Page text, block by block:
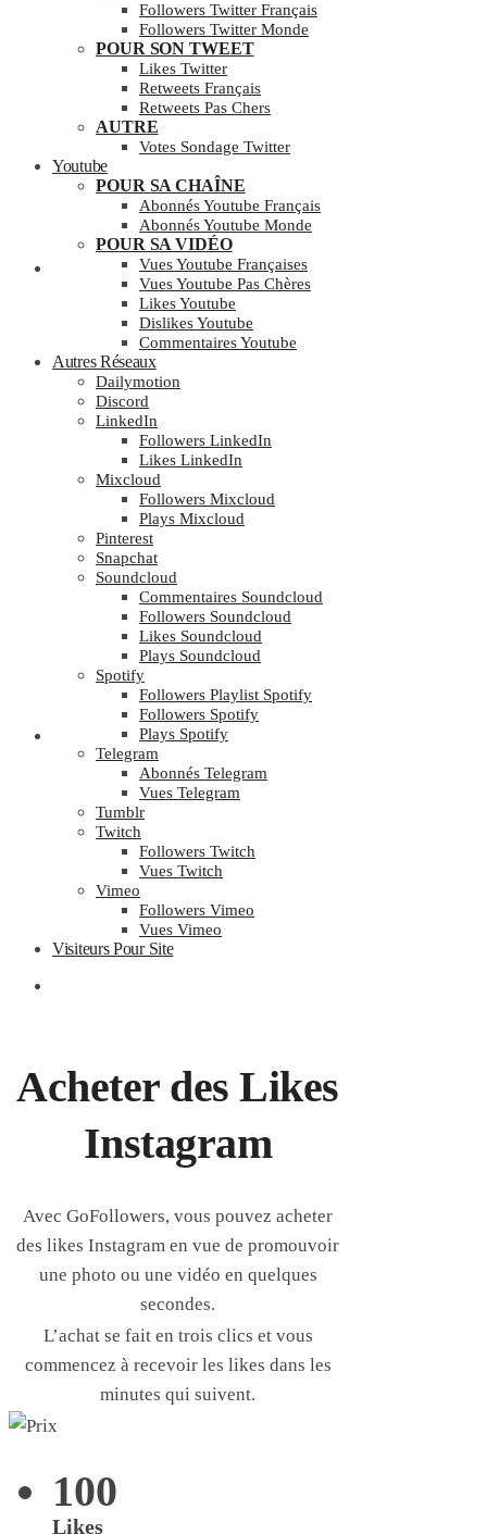
Followers Twitter Français
Followers Twitter Monde
POUR SON TWEET
Likes Twitter
Retweets Français
Retweets Pas Chers
AUTRE
Votes Sondage Twitter
Youtube
POUR SA CHAÎNE
Abonnés Youtube Français
Abonnés Youtube Monde
POUR SA VIDÉO
Vues Youtube Françaises
Vues Youtube Pas Chères
Likes Youtube
Dislikes Youtube
Commentaires Youtube
Autres Réseaux
Dailymotion
Discord
LinkedIn
Followers LinkedIn
Likes LinkedIn
Mixcloud
Followers Mixcloud
Plays Mixcloud
Pinterest
Snapchat
Soundcloud
Commentaires Soundcloud
Followers Soundcloud
Likes Soundcloud
Plays Soundcloud
Spotify
Followers Playlist Spotify
Followers Spotify
Plays Spotify
Telegram
Abonnés Telegram
Vues Telegram
Tumblr
Twitch
Followers Twitch
Vues Twitch
Vimeo
Followers Vimeo
Vues Vimeo
Visiteurs Pour Site
Acheter des Likes
Instagram
Avec GoFollowers, vous pouvez acheter
des likes Instagram en vue de promouvoir
une photo ou une vidéo en quelques
secondes.
L’achat se fait en trois clics et vous
commencez à recevoir les likes dans les
minutes qui suivent.
100
Likes